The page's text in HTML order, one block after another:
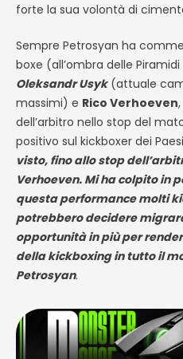
forte la sua volontà di
Sempre Petrosyan ha
boxe (all’ombra delle
Oleksandr Usyk(attuale
massimi) e Rico Verhoeven
dell’arbitro nello stop del
positivo sul kickboxer dei Paesi
visto, fino allo stop
Verhoeven. Mi ha colpito in
questa performance molti
potrebbero decidere
opportunità in più per
della kickboxing in tutto il
Petrosyan.